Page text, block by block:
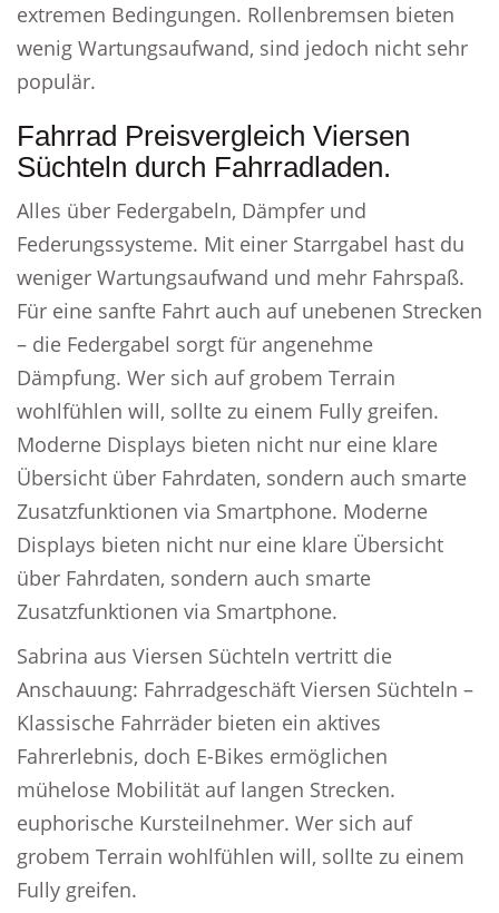
extremen Bedingungen. Rollenbremsen bieten
wenig Wartungsaufwand, sind jedoch nicht sehr
populär.
Fahrrad Preisvergleich Viersen
Süchteln durch Fahrradladen.
Alles über Federgabeln, Dämpfer und
Federungssysteme. Mit einer Starrgabel hast du
weniger Wartungsaufwand und mehr Fahrspaß.
Für eine sanfte Fahrt auch auf unebenen Strecken
– die Federgabel sorgt für angenehme
Dämpfung. Wer sich auf grobem Terrain
wohlfühlen will, sollte zu einem Fully greifen.
Moderne Displays bieten nicht nur eine klare
Übersicht über Fahrdaten, sondern auch smarte
Zusatzfunktionen via Smartphone. Moderne
Displays bieten nicht nur eine klare Übersicht
über Fahrdaten, sondern auch smarte
Zusatzfunktionen via Smartphone.
Sabrina aus Viersen Süchteln vertritt die
Anschauung: Fahrradgeschäft Viersen Süchteln –
Klassische Fahrräder bieten ein aktives
Fahrerlebnis, doch E-Bikes ermöglichen
mühelose Mobilität auf langen Strecken.
euphorische Kursteilnehmer. Wer sich auf
grobem Terrain wohlfühlen will, sollte zu einem
Fully greifen.